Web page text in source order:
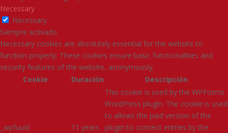
Necessary
Necessary
Siempre activado
Necessary cookies are absolutely essential for the website to
function properly. These cookies ensure basic functionalities and
security features of the website, anonymously.
Cookie
Duración Descripción
_wpfuuid 11 years
This cookie is used by the WPForms
WordPress plugin. The cookie is used
to allows the paid version of the
plugin to connect entries by the